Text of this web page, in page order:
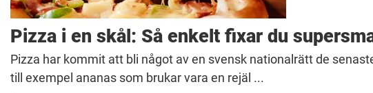
Pizza i en skål: Så enkelt fixar du
Pizza har kommit att bli något av en svensk nationalrätt de
till exempel ananas som brukar vara en rejäl ...